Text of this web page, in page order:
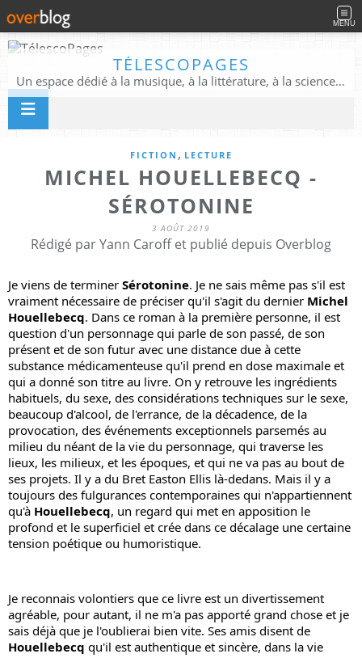
MENU
TÉLESCOPAGES
Un espace dédié à la musique, à la littérature, à la science, à la conscience, et au-delà
FICTION , LECTURE
MICHEL HOUELLEBECQ -
SÉROTONINE
3 AOÛT 2019
Rédigé par Yann Caroff et publié depuis Overblog
Je viens de terminer Sérotonine. Je ne sais même pas s'il est
vraiment nécessaire de préciser qu'il s'agit du dernier Michel
Houellebecq. Dans ce roman à la première personne, il est
question d'un personnage qui parle de son passé, de son
présent et de son futur avec une distance due à cette
substance médicamenteuse qu'il prend en dose maximale et
qui a donné son titre au livre. On y retrouve les ingrédients
habituels, du sexe, des considérations techniques sur le sexe,
beaucoup d'alcool, de l'errance, de la décadence, de la
provocation, des événements exceptionnels parsemés au
milieu du néant de la vie du personnage, qui traverse les
lieux, les milieux, et les époques, et qui ne va pas au bout de
ses projets. Il y a du Bret Easton Ellis là-dedans. Mais il y a
toujours des fulgurances contemporaines qui n'appartiennent
qu'à Houellebecq, un regard qui met en apposition le
profond et le superficiel et crée dans ce décalage une certaine
tension poétique ou humoristique.
Je reconnais volontiers que ce livre est un divertissement
agréable, pour autant, il ne m'a pas apporté grand chose et je
Houellebecq qu'il est authentique et sincère, dans la vie